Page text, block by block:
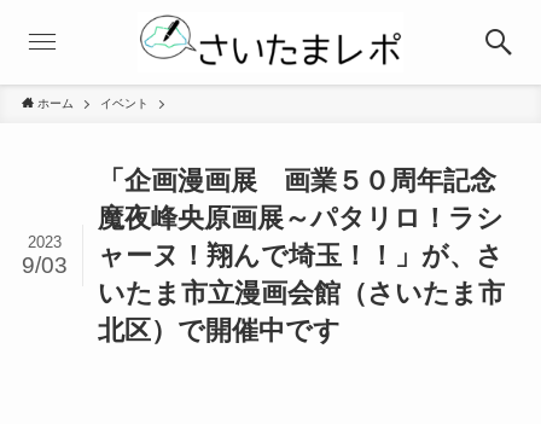
ホーム イベント
「企画漫画展 画業５０周年記念
魔夜峰央原画展～パタリロ！ラシ
ャーヌ！翔んで埼玉！！」が、さ
いたま市立漫画会館（さいたま市
北区）で開催中です
2023
9/03